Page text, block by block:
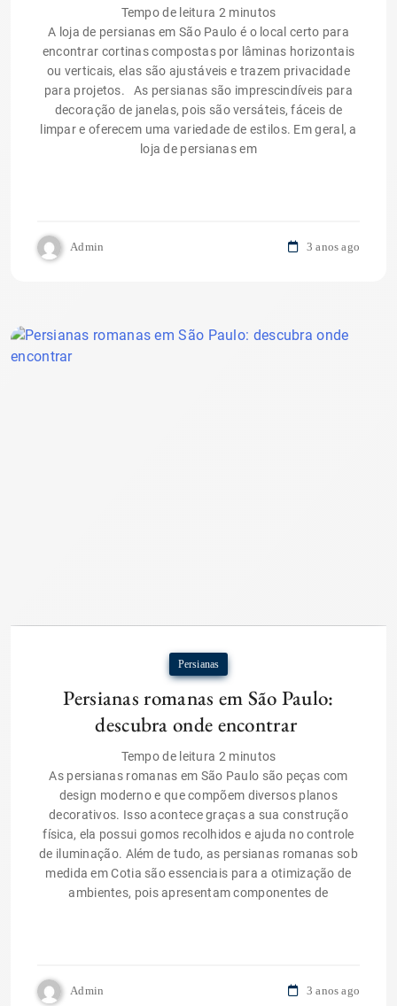
Tempo de leitura 2 minutos
A loja de persianas em São Paulo é o local certo para
encontrar cortinas compostas por lâminas horizontais
ou verticais, elas são ajustáveis e trazem privacidade
para projetos. As persianas são imprescindíveis para
decoração de janelas, pois são versáteis, fáceis de
limpar e oferecem uma variedade de estilos. Em geral, a
loja de persianas em
Admin 3 anos ago
Persianas
Persianas romanas em São Paulo:
descubra onde encontrar
Tempo de leitura 2 minutos
As persianas romanas em São Paulo são peças com
design moderno e que compõem diversos planos
decorativos. Isso acontece graças a sua construção
física, ela possui gomos recolhidos e ajuda no controle
de iluminação. Além de tudo, as persianas romanas sob
medida em Cotia são essenciais para a otimização de
ambientes, pois apresentam componentes de
Admin 3 anos ago